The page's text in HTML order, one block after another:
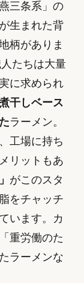
三条系」の
生まれた背
柄がありま
たちは大量
に求められ
干しベース
ラーメン。
工場に持ち
リットもあ
がこのスタ
をチャッチ
います。カ
重労働のた
ラーメンな